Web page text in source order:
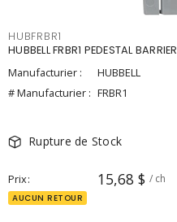
HUBFRBR1
HUBBELL FRBR1 PEDESTAL BARRIER
Manufacturier :
HUBBELL
# Manufacturier : FRBR1
Rupture de Stock
Prix 15,68 $ / ch
AUCUN RETOUR